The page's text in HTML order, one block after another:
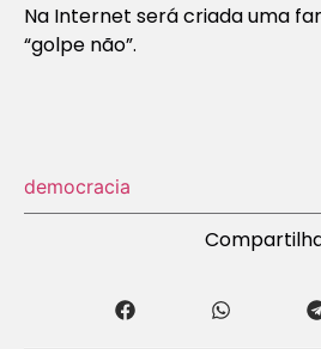
Na Internet será criada uma
“golpe não”.
democracia